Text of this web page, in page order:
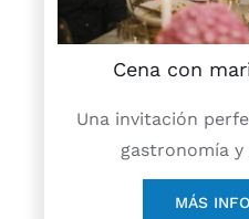
Cena con
Una invitación
gastronomía
MÁS